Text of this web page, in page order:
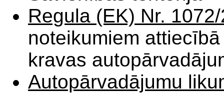
Regula (EK) Nr.
noteikumiem
kravas
Autopārvadājumu